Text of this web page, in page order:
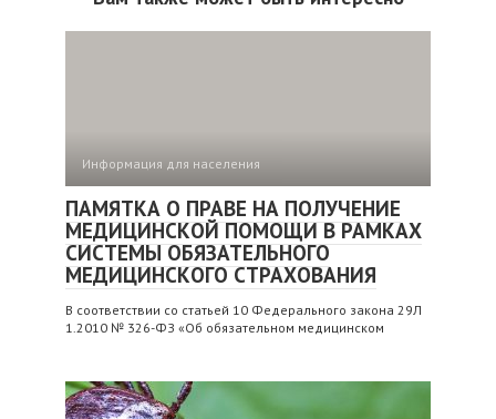
Информация для населения
ПАМЯТКА О ПРАВЕ НА ПОЛУЧЕНИЕ
МЕДИЦИНСКОЙ ПОМОЩИ В РАМКАХ
СИСТЕМЫ ОБЯЗАТЕЛЬНОГО
МЕДИЦИНСКОГО СТРАХОВАНИЯ
В соответствии со статьей 10 Федерального закона 29Л
1.2010 № 326-ФЗ «Об обязательном медицинском